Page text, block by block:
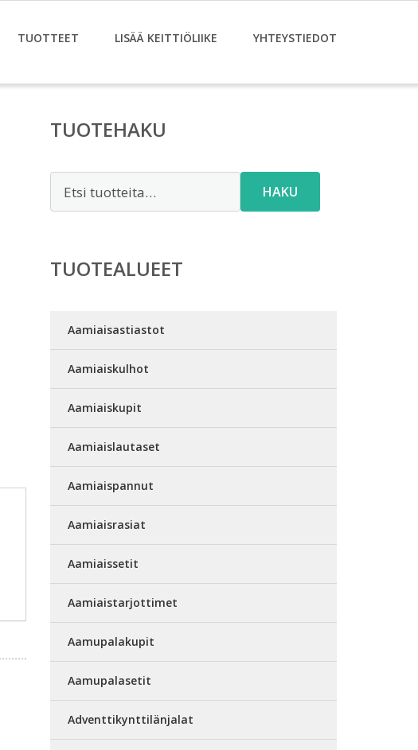
TUOTTEET LISÄÄ KEITTIÖLIIKE YHTEYSTIEDOT
TUOTEHAKU
HAKU
TUOTEALUEET
Aamiaisastiastot
Aamiaiskulhot
Aamiaiskupit
Aamiaislautaset
Aamiaispannut
Aamiaisrasiat
Aamiaissetit
Aamiaistarjottimet
Aamupalakupit
Aamupalasetit
Adventtikynttilänjalat